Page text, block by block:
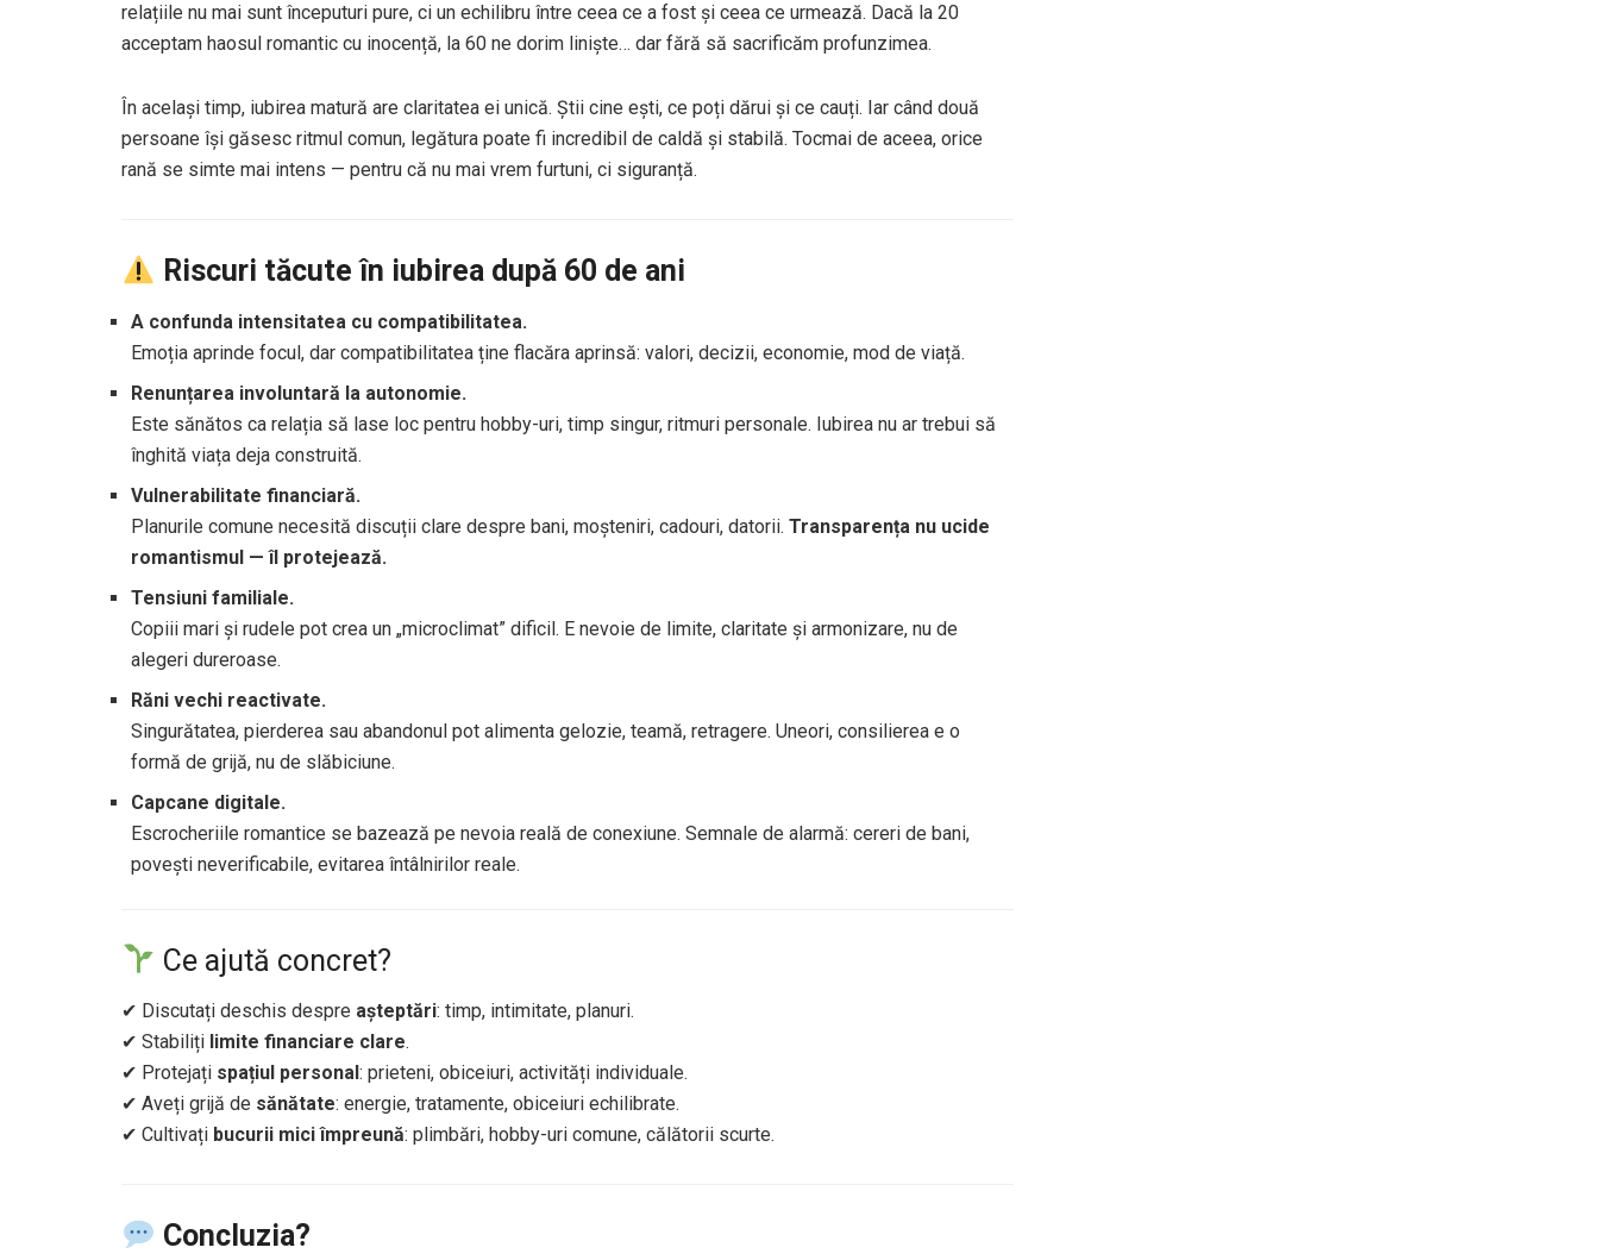
relațiile nu mai sunt începuturi pure, ci un echilibru între ceea ce a fost și ceea ce urmează. Dacă la 20
acceptam haosul romantic cu inocență, la 60 ne dorim liniște… dar fără să sacrificăm profunzimea.
În același timp, iubirea matură are claritatea ei unică. Știi cine ești, ce poți dărui și ce cauți. Iar când două
persoane își găsesc ritmul comun, legătura poate fi incredibil de caldă și stabilă. Tocmai de aceea, orice
rană se simte mai intens — pentru că nu mai vrem furtuni, ci siguranță.
Riscuri tăcute în iubirea după 60 de ani
A confunda intensitatea cu compatibilitatea.
Emoția aprinde focul, dar compatibilitatea ține flacăra aprinsă: valori, decizii, economie, mod de viață.
Renunțarea involuntară la autonomie.
Este sănătos ca relația să lase loc pentru hobby-uri, timp singur, ritmuri personale. Iubirea nu ar trebui să
înghită viața deja construită.
Vulnerabilitate financiară.
Planurile comune necesită discuții clare despre bani, moșteniri, cadouri, datorii. Transparența nu ucide
romantismul — îl protejează.
Tensiuni familiale.
Copiii mari și rudele pot crea un „microclimat” dificil. E nevoie de limite, claritate și armonizare, nu de
alegeri dureroase.
Răni vechi reactivate.
Singurătatea, pierderea sau abandonul pot alimenta gelozie, teamă, retragere. Uneori, consilierea e o
formă de grijă, nu de slăbiciune.
Capcane digitale.
Escrocheriile romantice se bazează pe nevoia reală de conexiune. Semnale de alarmă: cereri de bani,
povești neverificabile, evitarea întâlnirilor reale.
Ce ajută concret?
✔ Discutați deschis despre așteptări: timp, intimitate, planuri.
✔ Stabiliți limite financiare clare.
✔ Protejați spațiul personal : prieteni, obiceiuri, activități individuale.
✔ Aveți grijă de sănătate: energie, tratamente, obiceiuri echilibrate.
✔ Cultivați bucurii mici împreună: plimbări, hobby-uri comune, călătorii scurte.
Concluzia?